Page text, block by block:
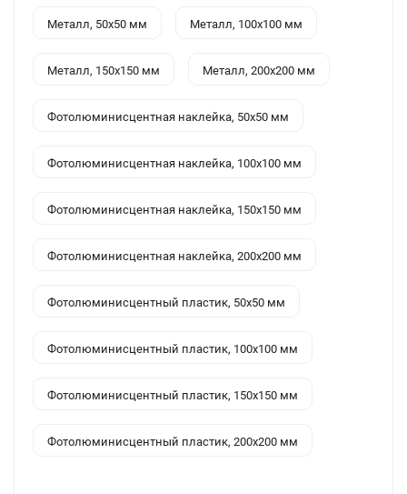
Металл, 50x50 мм Металл, 100x100 мм
Металл, 150x150 мм Металл, 200x200 мм
Фотолюминисцентная наклейка, 50x50 мм
Фотолюминисцентная наклейка, 100x100 мм
Фотолюминисцентная наклейка, 150x150 мм
Фотолюминисцентная наклейка, 200x200 мм
Фотолюминисцентный пластик, 50x50 мм
Фотолюминисцентный пластик, 100x100 мм
Фотолюминисцентный пластик, 150x150 мм
Фотолюминисцентный пластик, 200x200 мм